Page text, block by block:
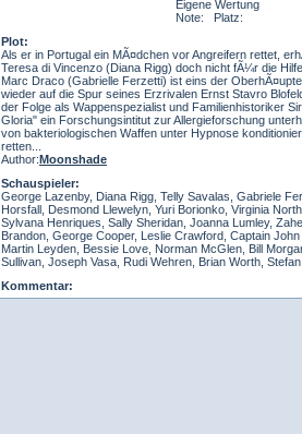
Eigene Wertung
Note: Platz:
Plot:
Als er in Portugal ein MÃ¤dchen vor Angreifern rettet,
Teresa di Vincenzo (Diana Rigg) doch nicht fÃ¼r die
Marc Draco (Gabrielle Ferzetti) ist eins der
wieder auf die Spur seines Erzrivalen Ernst Stavro
der Folge als Wappenspezialist und Familienhistoriker
Gloria" ein Forschungsintitut zur Allergieforschung
von bakteriologischen Waffen unter Hypnose
retten...
Author:Moonshade
Schauspieler:
George Lazenby, Diana Rigg, Telly Savalas, Gabriele
Horsfall, Desmond Llewelyn, Yuri Borionko, Virginia
Sylvana Henriques, Sally Sheridan, Joanna Lumley,
Brandon, George Cooper, Leslie Crawford, Captain
Martin Leyden, Bessie Love, Norman McGlen, Bill
Sullivan, Joseph Vasa, Rudi Wehren, Brian Worth,
Kommentar: